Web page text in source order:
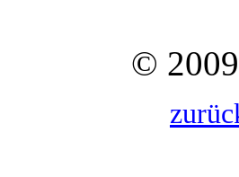
©